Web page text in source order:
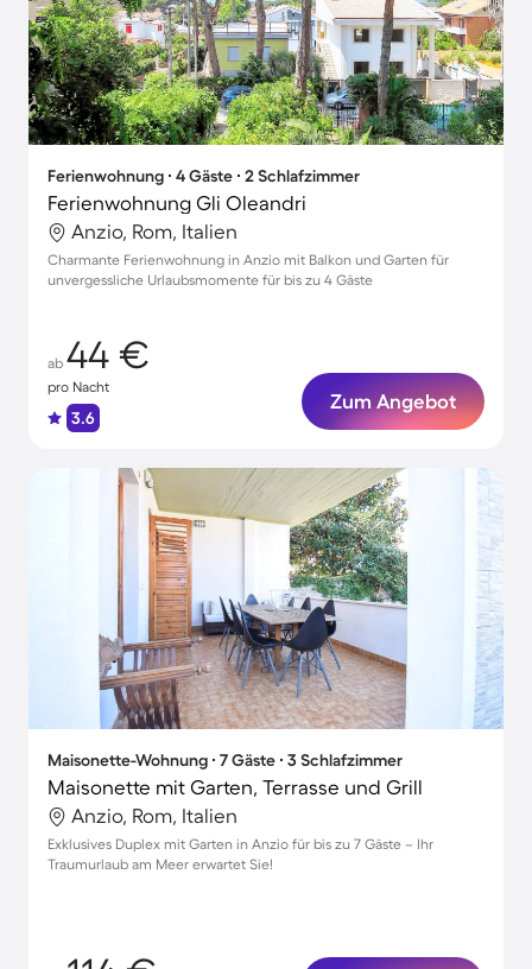
Ferienwohnung ∙ 4 Gäste ∙ 2 Schlafzimmer
Ferienwohnung Gli Oleandri
Anzio, Rom, Italien
Charmante Ferienwohnung in Anzio mit Balkon und Garten für
unvergessliche Urlaubsmomente für bis zu 4 Gäste
ab 44 €
pro Nacht
3.6
Zum Angebot
Maisonette-Wohnung ∙ 7 Gäste ∙ 3 Schlafzimmer
Maisonette mit Garten, Terrasse und Grill
Anzio, Rom, Italien
Exklusives Duplex mit Garten in Anzio für bis zu 7 Gäste – Ihr
Traumurlaub am Meer erwartet Sie!